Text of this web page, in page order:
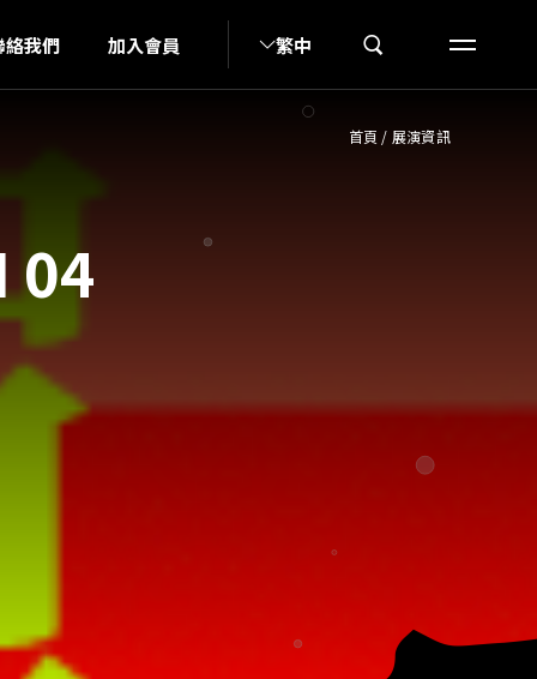
絡我們 加入會員 繁中
首頁 / 展演資訊
04